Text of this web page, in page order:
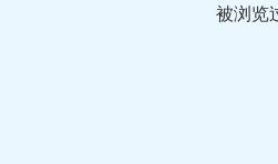
被浏览